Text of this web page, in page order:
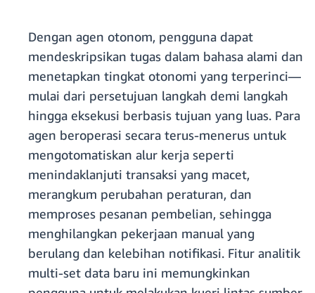
Dengan agen otonom, pengguna dapat
mendeskripsikan tugas dalam bahasa alami dan
menetapkan tingkat otonomi yang terperinci—
mulai dari persetujuan langkah demi langkah
hingga eksekusi berbasis tujuan yang luas. Para
agen beroperasi secara terus-menerus untuk
mengotomatiskan alur kerja seperti
menindaklanjuti transaksi yang macet,
merangkum perubahan peraturan, dan
memproses pesanan pembelian, sehingga
menghilangkan pekerjaan manual yang
berulang dan kelebihan notifikasi. Fitur analitik
multi-set data baru ini memungkinkan